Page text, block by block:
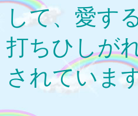
して、愛す
打ちひしが
されていま